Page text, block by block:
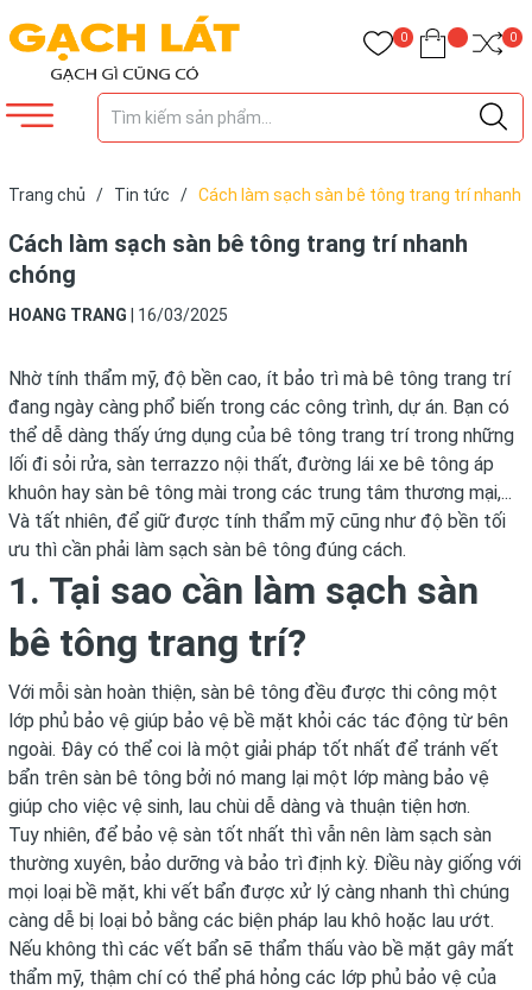
0 0
Trang chủ / Tin tức / Cách làm sạch sàn bê tông trang trí nhanh
Cách làm sạch sàn bê tông trang trí nhanh
chóng
HOANG TRANG 16/03/2025
Nhờ tính thẩm mỹ, độ bền cao, ít bảo trì mà bê tông trang trí
đang ngày càng phổ biến trong các công trình, dự án. Bạn có
thể dễ dàng thấy ứng dụng của bê tông trang trí trong những
lối đi sỏi rửa, sàn terrazzo nội thất, đường lái xe bê tông áp
khuôn hay sàn bê tông mài trong các trung tâm thương mại,...
Và tất nhiên, để giữ được tính thẩm mỹ cũng như độ bền tối
ưu thì cần phải làm sạch sàn bê tông đúng cách.
1. Tại sao cần làm sạch sàn
bê tông trang trí?
Với mỗi sàn hoàn thiện, sàn bê tông đều được thi công một
lớp phủ bảo vệ giúp bảo vệ bề mặt khỏi các tác động từ bên
ngoài. Đây có thể coi là một giải pháp tốt nhất để tránh vết
bẩn trên sàn bê tông bởi nó mang lại một lớp màng bảo vệ
giúp cho việc vệ sinh, lau chùi dễ dàng và thuận tiện hơn.
Tuy nhiên, để bảo vệ sàn tốt nhất thì vẫn nên làm sạch sàn
thường xuyên, bảo dưỡng và bảo trì định kỳ. Điều này giống với
mọi loại bề mặt, khi vết bẩn được xử lý càng nhanh thì chúng
càng dễ bị loại bỏ bằng các biện pháp lau khô hoặc lau ướt.
Nếu không thì các vết bẩn sẽ thẩm thấu vào bề mặt gây mất
thẩm mỹ, thậm chí có thể phá hỏng các lớp phủ bảo vệ của